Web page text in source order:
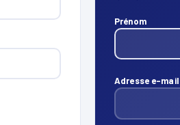
Prénom
Adresse e-mail